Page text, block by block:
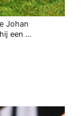
Johan
een …